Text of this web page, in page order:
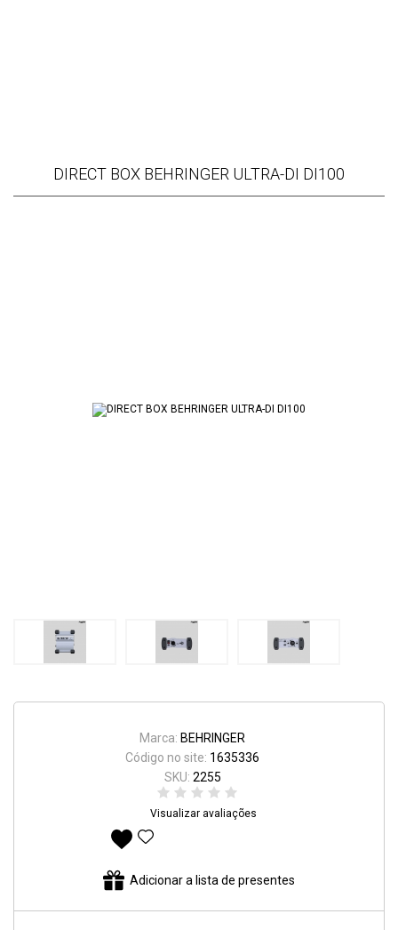
DIRECT BOX BEHRINGER ULTRA-DI DI100
Marca: BEHRINGER
Código no site: 1635336
SKU: 2255
Visualizar avaliações
Adicionar a lista de presentes